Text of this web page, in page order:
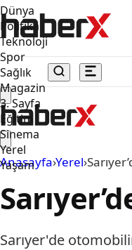
Dünya
Politika
Teknoloji
Spor
Sağlık
Magazin
3. Sayfa
Eğitim
Sinema
Yerel
Yaşam
Anasayfa›Yerel›
Sarıyer'de